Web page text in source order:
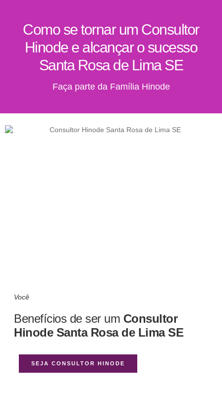
Como se tornar um Consultor
Hinode e alcançar o sucesso
Santa Rosa de Lima SE
Faça parte da Família Hinode
Você
Benefícios de ser um Consultor
Hinode Santa Rosa de Lima SE
SEJA CONSULTOR HINODE